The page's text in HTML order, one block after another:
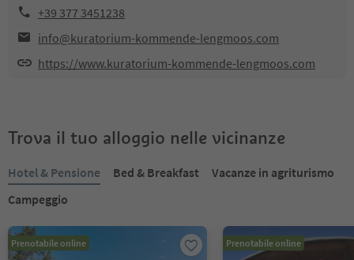
+39 377 3451238
info@kuratorium-kommende-lengmoos.com
https://www.kuratorium-kommende-lengmoos.com
Trova il tuo alloggio nelle vicinanze
Hotel & Pensione Bed & Breakfast
Vacanze in agriturismo
Campeggio
Prenotabile online Prenotabile online